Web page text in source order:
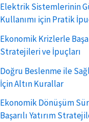
Elektrik Sistemlerinin
Kullanımı için Pratik
Ekonomik Krizlerle Başa
Stratejileri ve İpuçları
Doğru Beslenme ile
İçin Altın Kurallar
Ekonomik Dönüşüm
Başarılı Yatırım